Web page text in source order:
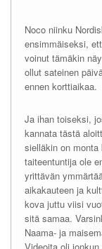
Noco niinku
ensimmäiseksi,
voinut tämäkin
ollut sateinen
ennen korttiaikaa.
Ja ihan toiseksi,
kannata tästä
sielläkin on
taiteentuntija ole
yrittävän
aikakauteen ja
kova juttu viisi
sitä samaa.
Naama- ja